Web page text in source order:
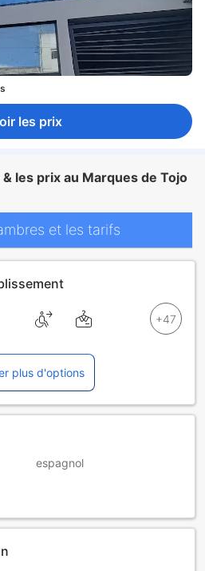
les prix
les prix au Marques de Tojo
et les tarifs
plus d'options
espagnol